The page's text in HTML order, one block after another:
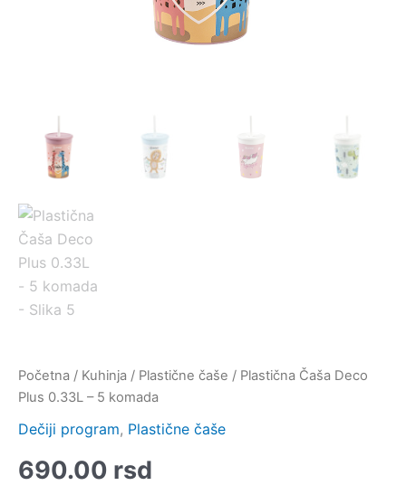
Početna / Kuhinja / Plastične čaše / Plastična Čaša Deco
Plus 0.33L – 5 komada
Dečiji program, Plastične čaše
690.00 rsd